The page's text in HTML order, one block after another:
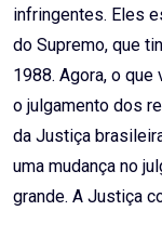
infringentes. Eles
do Supremo, que
1988. Agora, o
o julgamento dos
da Justiça
uma mudança no
grande. A Justiça